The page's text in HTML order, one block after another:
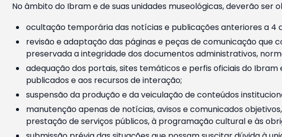
No âmbito do Ibram e de suas unidades museológicas, deverão ser
ocultação temporária das notícias e publicações anteriores a 4
revisão e adaptação das páginas e peças de comunicação que
preservada a integridade dos documentos administrativos,
adequação dos portais, sites temáticos e perfis oficiais do Ibram
publicados e aos recursos de interação;
suspensão da produção e da veiculação de conteúdos
manutenção apenas de notícias, avisos e comunicados
prestação de serviços públicos, à programação cultural e às